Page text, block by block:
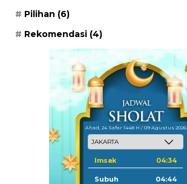
Pilihan (6)
Rekomendasi (4)
Ahad, 24 Safar 1448 H / 09 Agustus 2026
Imsak 04:34
Subuh 04:44